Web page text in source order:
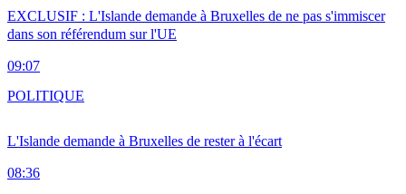
EXCLUSIF : L'Islande demande à Bruxelles de ne pas s'immiscer
dans son référendum sur l'UE
09:07
L'Islande demande à Bruxelles de rester à l'écart
08:36
POLITIQUE